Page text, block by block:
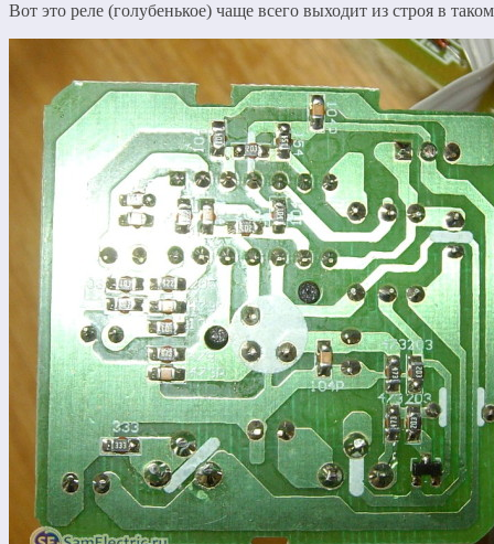
Вот это реле (голубенькое) чаще всего выходит из строя в